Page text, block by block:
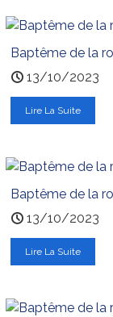
Baptême de la
13/10/2023
Lire La Suite
Baptême de la
13/10/2023
Lire La Suite